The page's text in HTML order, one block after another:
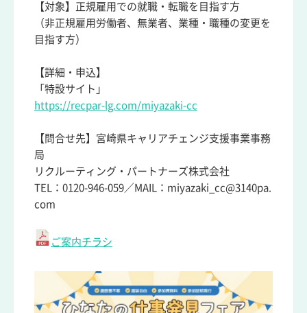
【対象】正規雇用での就職・転職を目指す方
（非正規雇用労働者、無業者、業種・職種の変更を
目指す方）
【詳細・申込】
「特設サイト」
https://recpar-lg.com/miyazaki-cc
【問合せ先】宮崎県キャリアチェンジ支援事業事務
局
リクルーティング・パートナーズ株式会社
TEL：0120-946-059／MAIL：miyazaki_cc@3140pa.
com
ご案内チラシ